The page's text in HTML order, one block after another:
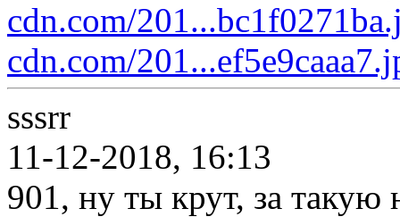
cdn.com/
cdn.com/
sssrr
11-12-2018, 16:13
901, ну ты крут, за